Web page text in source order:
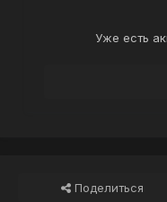
Уже есть
Поделиться